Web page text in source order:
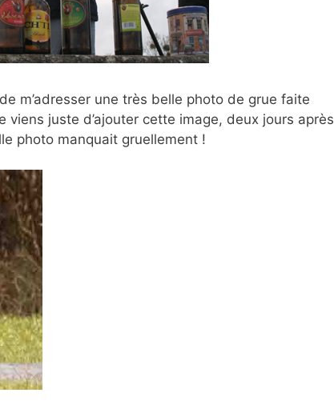
m’adresser une très belle photo de grue faite
viens juste d’ajouter cette image, deux jours après
photo manquait gruellement !